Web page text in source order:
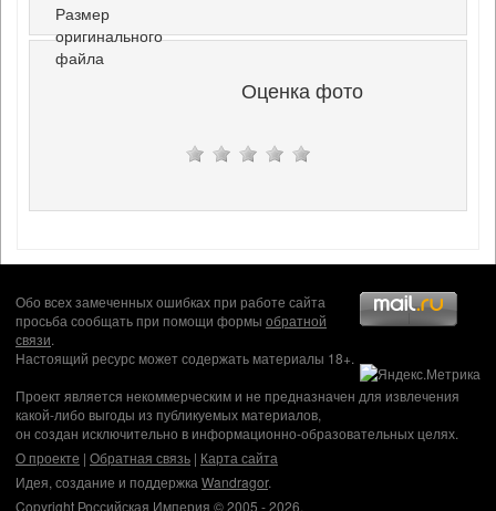
Размер
оригинального
файла
Оценка фото
Обо всех замеченных ошибках при работе сайта
просьба сообщать при помощи формы обратной
связи.
Настоящий ресурс может содержать материалы 18+.
Проект является некоммерческим и не предназначен для извлечения
какой-либо выгоды из публикуемых материалов,
он создан исключительно в информационно-образовательных целях.
О проекте | Обратная связь | Карта сайта
Идея, создание и поддержка Wandragor.
Copyright Российская Империя © 2005 - 2026.